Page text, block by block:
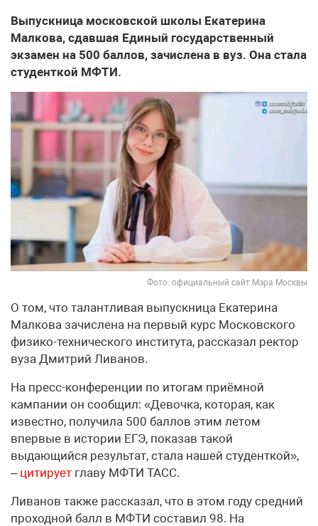
Выпускница московской школы Екатерина
Малкова, сдавшая Единый государственный
экзамен на 500 баллов, зачислена в вуз. Она стала
студенткой МФТИ.
Фото: официальный сайт Мэра Москвы
О том, что талантливая выпускница Екатерина
Малкова зачислена на первый курс Московского
физико-технического института, рассказал ректор
вуза Дмитрий Ливанов.
На пресс-конференции по итогам приёмной
кампании он сообщил: «Девочка, которая, как
известно, получила 500 баллов этим летом
впервые в истории ЕГЭ, показав такой
выдающийся результат, стала нашей студенткой»,
– цитирует главу МФТИ ТАСС.
Ливанов также рассказал, что в этом году средний
проходной балл в МФТИ составил 98. На